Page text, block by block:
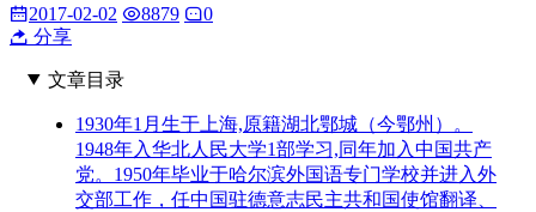
2017-02-02 8879
0
分享
文章目录
1930年1月生于上海,原籍湖北鄂城（今鄂州）。
1948年入华北人民大学1部学习,同年加入中国共产
党。1950年毕业于哈尔滨外国语专门学校并进入外
交部工作，任中国驻德意志民主共和国使馆翻译、